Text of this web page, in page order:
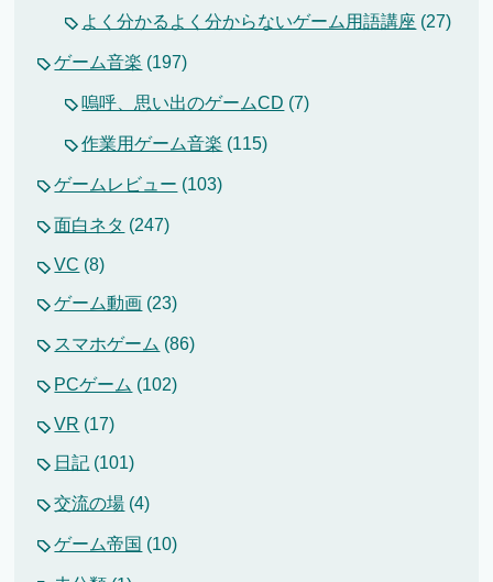
よく分かるよく分からないゲーム用語講座 (27)
ゲーム音楽 (197)
嗚呼、思い出のゲームCD (7)
作業用ゲーム音楽 (115)
ゲームレビュー (103)
面白ネタ (247)
VC (8)
ゲーム動画 (23)
スマホゲーム (86)
PCゲーム (102)
VR (17)
日記 (101)
交流の場 (4)
ゲーム帝国 (10)